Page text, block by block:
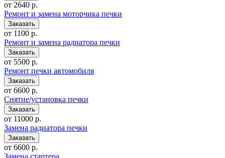
от 2640 р.
Ремонт и замена моторчика печки
от 1100 р.
Ремонт и замена радиатора печки
от 5500 р.
Ремонт печки автомобиля
от 6600 р.
Снятие/установка печки
от 11000 р.
Замена радиатора печки
от 6600 р.